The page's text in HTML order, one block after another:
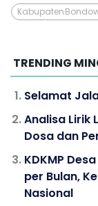
Kabupaten
TRENDING
Selamat
Analisa Lirik
Dosa dan
KDKMP
per Bulan,
Nasional